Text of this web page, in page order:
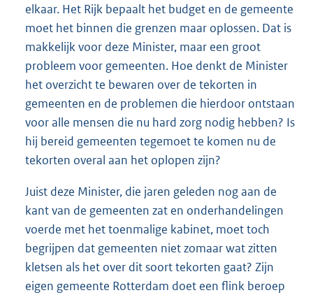
elkaar. Het Rijk bepaalt het budget en de gemeente
moet het binnen die grenzen maar oplossen. Dat is
makkelijk voor deze Minister, maar een groot
probleem voor gemeenten. Hoe denkt de Minister
het overzicht te bewaren over de tekorten in
gemeenten en de problemen die hierdoor ontstaan
voor alle mensen die nu hard zorg nodig hebben? Is
hij bereid gemeenten tegemoet te komen nu de
tekorten overal aan het oplopen zijn?
Juist deze Minister, die jaren geleden nog aan de
kant van de gemeenten zat en onderhandelingen
voerde met het toenmalige kabinet, moet toch
begrijpen dat gemeenten niet zomaar wat zitten
kletsen als het over dit soort tekorten gaat? Zijn
eigen gemeente Rotterdam doet een flink beroep